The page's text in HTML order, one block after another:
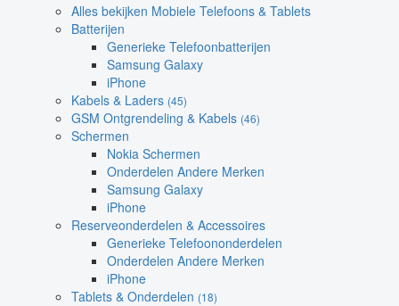
Alles bekijken Mobiele Telefoons & Tablets
Batterijen
Generieke Telefoonbatterijen
Samsung Galaxy
iPhone
Kabels & Laders (45)
GSM Ontgrendeling & Kabels (46)
Schermen
Nokia Schermen
Onderdelen Andere Merken
Samsung Galaxy
iPhone
Reserveonderdelen & Accessoires
Generieke Telefoononderdelen
Onderdelen Andere Merken
iPhone
Tablets & Onderdelen (18)